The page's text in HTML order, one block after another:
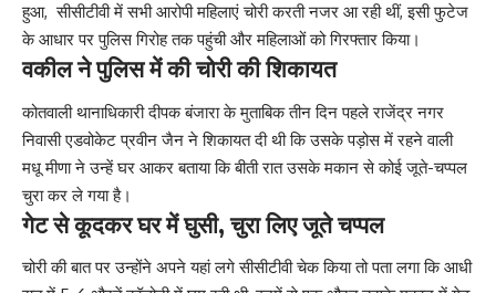
हुआ, सीसीटीवी में सभी आरोपी महिलाएं चोरी करती नजर आ रही थीं, इसी फुटेज
के आधार पर पुलिस गिरोह तक पहुंची और महिलाओं को गिरफ्तार किया।
वकील ने पुलिस में की चोरी की शिकायत
कोतवाली थानाधिकारी दीपक बंजारा के मुताबिक तीन दिन पहले राजेंद्र नगर
निवासी एडवोकेट प्रवीन जैन ने शिकायत दी थी कि उसके पड़ोस में रहने वाली
मधू मीणा ने उन्हें घर आकर बताया कि बीती रात उसके मकान से कोई जूते-चप्पल
चुरा कर ले गया है।
गेट से कूदकर घर में घुसी, चुरा लिए जूते चप्पल
चोरी की बात पर उन्होंने अपने यहां लगे सीसीटीवी चेक किया तो पता लगा कि आधी